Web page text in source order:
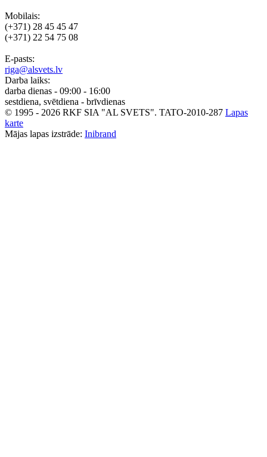
Mobilais:
(+371) 28 45 45 47
(+371) 22 54 75 08
E-pasts:
riga@alsvets.lv
Darba laiks:
darba dienas - 09:00 - 16:00
sestdiena, svētdiena - brīvdienas
© 1995 - 2026 RKF SIA "AL SVETS". TATO-2010-287 Lapas
karte
Mājas lapas izstrāde: Inibrand